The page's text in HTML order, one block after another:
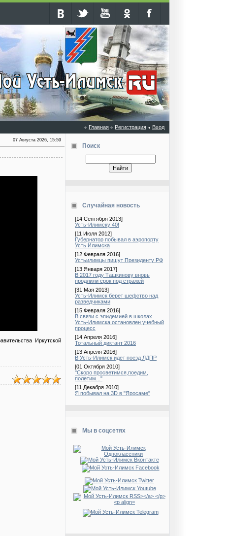
Главная Регистрация Вход
07 Августа 2026, 15:59
Иркутской
Поиск
Случайная новость
[14 Сентября 2013]
Усть-Илимску 40!
[11 Июля 2012]
Губернатор побывал в аэропорту
Усть Илимска
[12 Февраля 2016]
Устьилимцы пишут Президенту РФ
[13 Января 2017]
В 2017 году Ташкинову вновь
продлили срок под стражей
[31 Мая 2013]
Усть-Илимск берет шефство над
разведчиками
[15 Февраля 2016]
В связи с эпидемией в школах
Усть-Илимска остановлен учебный
процесс
[14 Апреля 2016]
Тотальный диктант 2016
[13 Апреля 2016]
В Усть-Илимск идет поезд ЛДПР
[01 Октября 2010]
"Скоро просветимся,поедим,
полетим..."
[11 Декабря 2010]
Я побывал на 3D в "Яросаме"
Мы в соцсетях